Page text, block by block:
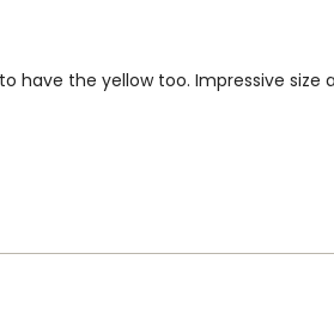
have the yellow too. Impressive size